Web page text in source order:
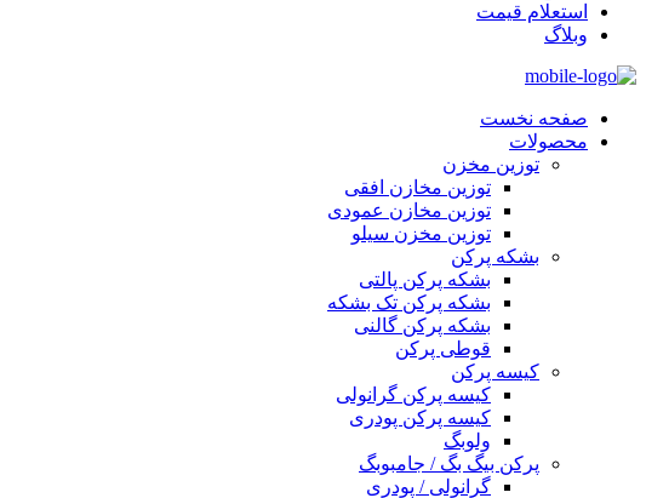
استعلام قیمت
وبلاگ
صفحه نخست
محصولات
توزین مخزن
توزین مخازن افقی
توزین مخازن عمودی
توزین مخزن سیلو
بشکه پرکن
بشکه پرکن پالتی
بشکه پرکن تک بشکه
بشکه پرکن گالنی
قوطی پرکن
کیسه پرکن
کیسه پرکن گرانولی
کیسه پرکن پودری
ولوبگ
پرکن بیگ بگ / جامبوبگ
گرانولی / پودری